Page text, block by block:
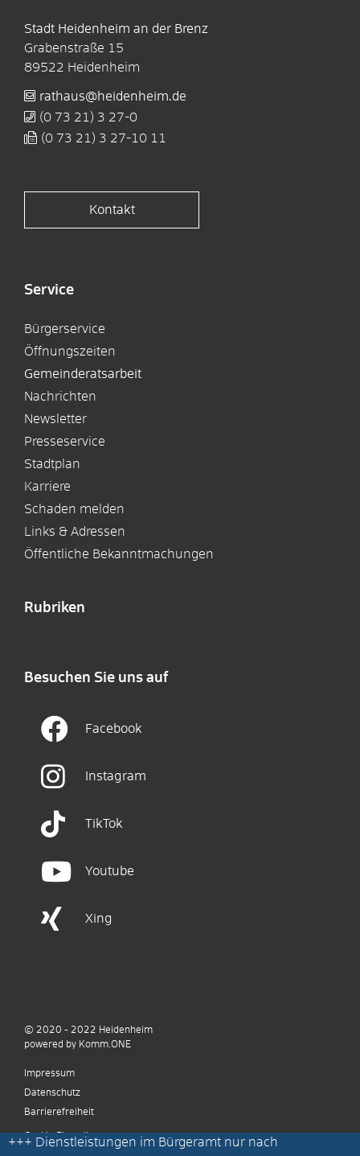
Stadt Heidenheim an der Brenz
Grabenstraße 15
89522 Heidenheim
rathaus@heidenheim.de
(0 73 21) 3 27-0
(0 73 21) 3 27-10 11
Kontakt
Service
Bürgerservice
Öffnungszeiten
Gemeinderatsarbeit
Nachrichten
Newsletter
Presseservice
Stadtplan
Karriere
Schaden melden
Links & Adressen
Öffentliche Bekanntmachungen
Rubriken
Besuchen Sie uns auf
Facebook
Instagram
TikTok
Youtube
Xing
+++ Dienstleistungen im Bürgeramt nur nach
© 2020 - 2022 Heidenheim
powered by Komm.ONE
Impressum
Datenschutz
Barrierefreiheit
Cookie Einstellungen